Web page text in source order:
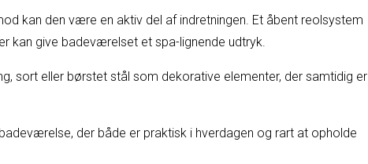
kan den være en aktiv del af indretningen. Et åbent reolsystem
kan give badeværelset et spa-lignende udtryk.
sort eller børstet stål som dekorative elementer, der samtidig er
der både er praktisk i hverdagen og rart at opholde